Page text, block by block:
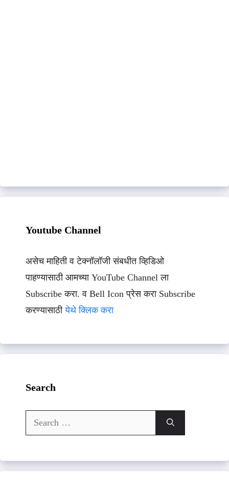
Youtube Channel
असेच माहिती व टेक्नॉलॉजी संबधीत व्हिडिओ
पाहण्यासाठी आमच्या YouTube Channel ला
Subscribe करा. व Bell Icon प्रेस करा Subscribe
करण्यासाठीयेथे क्लिक करा
Search
Search
for: